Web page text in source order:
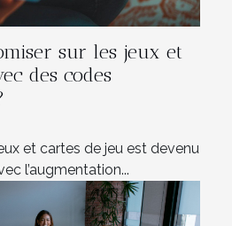
sur les jeux et
des codes
et cartes de jeu est devenu
l’augmentation...